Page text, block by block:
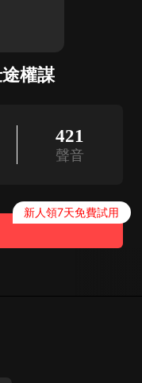
權謀
421
聲音
新人領7天免費試用